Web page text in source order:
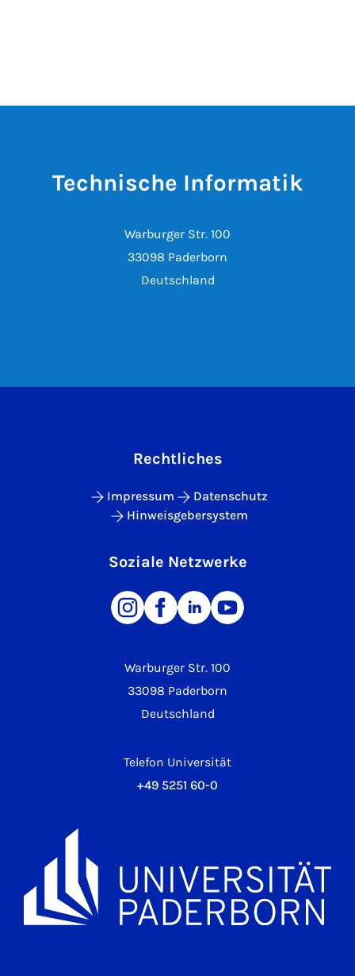
Technische Informatik
Warburger Str. 100
33098 Paderborn
Deutschland
Warburger Str. 100
33098 Paderborn
Deutschland
Telefon Universität
+49 5251 60-0
Rechtliches
Impressum
Datenschutz
Hinweisgebersystem
Soziale Netzwerke